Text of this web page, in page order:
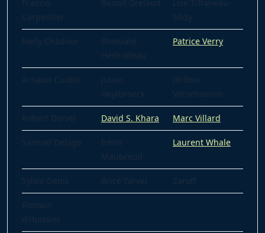
Francis
Carpentier
Benoit Grelaud
Lise Tiffaneau-
Midy
Nelly Chadour
Romuald
Herbreteau
Patrice Verry
Arnaud Cuidet
Julien
Heylbroeck
Jérôme
Verschueren
Robert Darvel David S. Khara Marc Villard
Samuel Delage
Irène
Maubreuil
Laurent Whale
Sylvie Denis Brice Tarvel Zaroff
Romain
d’Huissier